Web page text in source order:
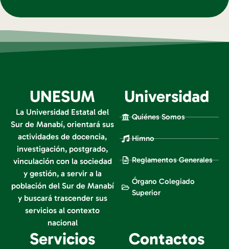
UNESUM
La Universidad Estatal del
Sur de Manabí, orientará sus
actividades de docencia,
investigación, postgrado,
vinculación con la sociedad
y gestión, a servir a la
población del Sur de Manabí
y buscará trascender sus
servicios al contexto
nacional
Universidad
Quiénes Somos
Himno
Reglamentos Generales
Órgano Colegiado
Superior
Servicios Contactos